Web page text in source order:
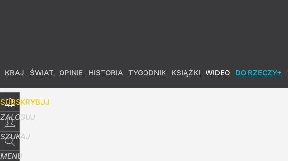
KRAJ ŚWIAT OPINIE HISTORIA TYGODNIK KSIĄŻKI WIDEO DO RZECZY+
SUBSKRYBUJ
ZALOGUJ
SZUKAJ
MENU